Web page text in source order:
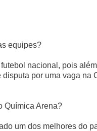
equipes?
nacional, pois
por uma vaga na
Química Arena?
um dos melhores do